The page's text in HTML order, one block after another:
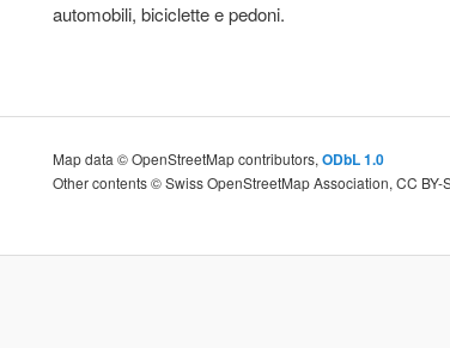
automobili, biciclette e pedoni.
Map data © OpenStreetMap contributors, ODbL 1.0
Other contents © Swiss OpenStreetMap Association, CC BY-